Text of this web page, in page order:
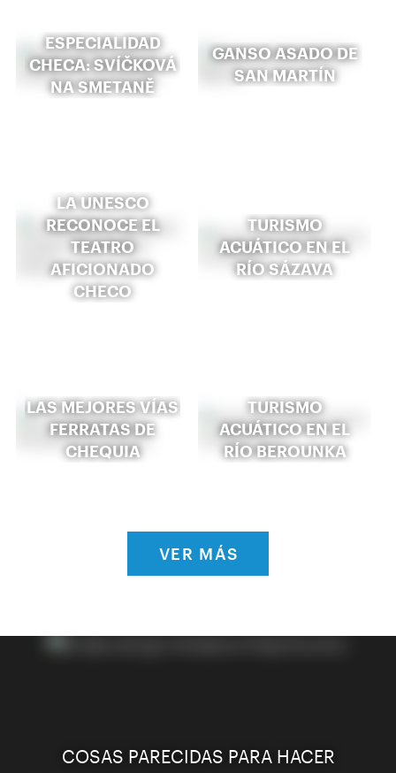
ESPECIALIDAD
CHECA: SVÍČKOVÁ
NA SMETANĚ
GANSO ASADO DE
SAN MARTÍN
LA UNESCO
RECONOCE EL
TEATRO
AFICIONADO
CHECO
TURISMO
ACUÁTICO EN EL
RÍO SÁZAVA
LAS MEJORES VÍAS
FERRATAS DE
CHEQUIA
TURISMO
ACUÁTICO EN EL
RÍO BEROUNKA
VER MÁS
COSAS PARECIDAS PARA HACER